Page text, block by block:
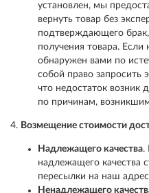
установлен, мы
вернуть товар без
подтверждающего брак,
получения товара. Если
обнаружен вами по
собой право запросить
что недостаток возник
по причинам,
4. Возмещение стоимости
Надлежащего качества.
надлежащего качества
пересылки на наш
Ненадлежащего